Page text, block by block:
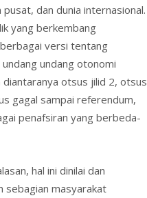
dan dunia internasional.
yang berkembang
versi tentang
undang otonomi
diantaranya otsus jilid 2, otsus
gagal sampai referendum,
penafsiran yang berbeda-
hal ini dinilai dan
sebagian masyarakat